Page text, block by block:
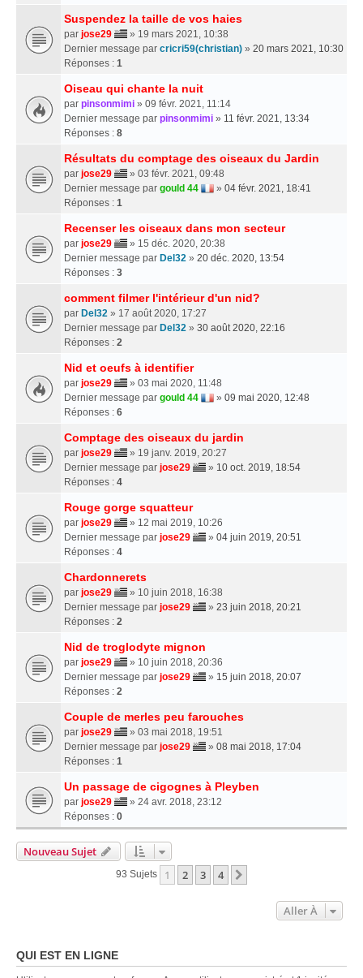
Suspendez la taille de vos haies
par jose29
» 19 mars 2021, 10:38
Dernier message par cricri59(christian) » 20 mars 2021, 10:30
Réponses : 1
Oiseau qui chante la nuit
par pinsonmimi » 09 févr. 2021, 11:14
Dernier message par pinsonmimi » 11 févr. 2021, 13:34
Réponses : 8
Résultats du comptage des oiseaux du Jardin
par jose29
» 03 févr. 2021, 09:48
Dernier message par gould 44 » 04 févr. 2021, 18:41
Réponses : 1
Recenser les oiseaux dans mon secteur
par jose29
» 15 déc. 2020, 20:38
Dernier message par Del32 » 20 déc. 2020, 13:54
Réponses : 3
comment filmer l'intérieur d'un nid?
par Del32 » 17 août 2020, 17:27
Dernier message par Del32 » 30 août 2020, 22:16
Réponses : 2
Nid et oeufs à identifier
par jose29
» 03 mai 2020, 11:48
Dernier message par gould 44 » 09 mai 2020, 12:48
Réponses : 6
Comptage des oiseaux du jardin
par jose29
» 19 janv. 2019, 20:27
Dernier message par jose29 » 10 oct. 2019, 18:54
Réponses : 4
Rouge gorge squatteur
par jose29
» 12 mai 2019, 10:26
Dernier message par jose29 » 04 juin 2019, 20:51
Réponses : 4
Chardonnerets
par jose29
» 10 juin 2018, 16:38
Dernier message par jose29 » 23 juin 2018, 20:21
Réponses : 2
Nid de troglodyte mignon
par jose29
» 10 juin 2018, 20:36
Dernier message par jose29 » 15 juin 2018, 20:07
Réponses : 2
Couple de merles peu farouches
par jose29
» 03 mai 2018, 19:51
Dernier message par jose29 » 08 mai 2018, 17:04
Réponses : 1
Un passage de cigognes à Pleyben
par jose29
» 24 avr. 2018, 23:12
Réponses : 0
Nouveau Sujet
93 Sujets 1 2 3 4
Aller À
QUI EST EN LIGNE